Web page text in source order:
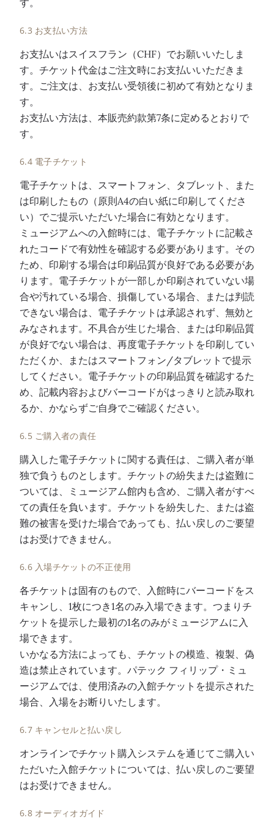
す。
6.3 お支払い方法
お支払いはスイスフラン（CHF）でお願いいたしま
す。チケット代金はご注文時にお支払いいただきま
す。ご注文は、お支払い受領後に初めて有効となりま
す。
お支払い方法は、本販売約款第7条に定めるとおりで
す。
6.4 電子チケット
電子チケットは、スマートフォン、タブレット、また
は印刷したもの（原則A4の白い紙に印刷してくださ
い）でご提示いただいた場合に有効となります。
ミュージアムへの入館時には、電子チケットに記載さ
れたコードで有効性を確認する必要があります。その
ため、印刷する場合は印刷品質が良好である必要があ
ります。電子チケットが一部しか印刷されていない場
合や汚れている場合、損傷している場合、または判読
できない場合は、電子チケットは承認されず、無効と
みなされます。不具合が生じた場合、または印刷品質
が良好でない場合は、再度電子チケットを印刷してい
ただくか、またはスマートフォン/タブレットで提示
してください。電子チケットの印刷品質を確認するた
め、記載内容およびバーコードがはっきりと読み取れ
るか、かならずご自身でご確認ください。
6.5 ご購入者の責任
購入した電子チケットに関する責任は、ご購入者が単
独で負うものとします。チケットの紛失または盗難に
ついては、ミュージアム館内も含め、ご購入者がすべ
ての責任を負います。チケットを紛失した、または盗
難の被害を受けた場合であっても、払い戻しのご要望
はお受けできません。
6.6 入場チケットの不正使用
各チケットは固有のもので、入館時にバーコードをス
キャンし、1枚につき1名のみ入場できます。つまりチ
ケットを提示した最初の1名のみがミュージアムに入
場できます。
いかなる方法によっても、チケットの模造、複製、偽
造は禁止されています。パテック フィリップ・ミュ
ージアムでは、使用済みの入館チケットを提示された
場合、入場をお断りいたします。
6.7 キャンセルと払い戻し
オンラインでチケット購入システムを通じてご購入い
ただいた入館チケットについては、払い戻しのご要望
はお受けできません。
6.8 オーディオガイド